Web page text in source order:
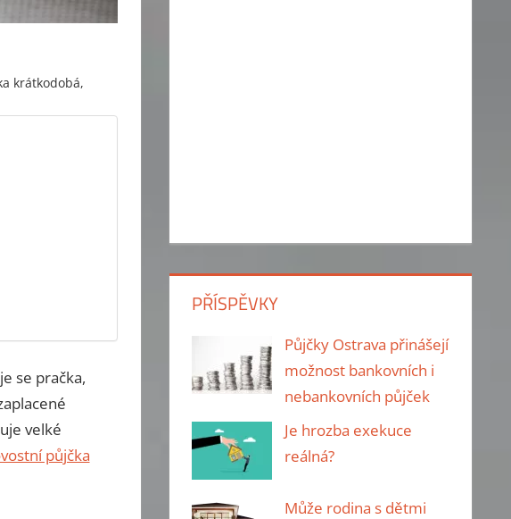
krátkodobá,
se pračka,
velké
půjčka
PŘÍSPĚVKY
Půjčky Ostrava přinášejí
možnost bankovních i
nebankovních půjček
Je hrozba exekuce
reálná?
Může rodina s dětmi